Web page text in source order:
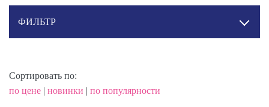
ФИЛЬТР
Сортировать по:
по цене | новинки | по популярности